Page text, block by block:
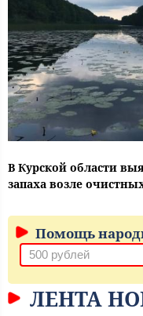
В Курской области
запаха возле
Помощь
ЛЕНТА